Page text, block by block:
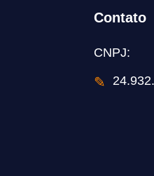
Contato
CNPJ:
✎